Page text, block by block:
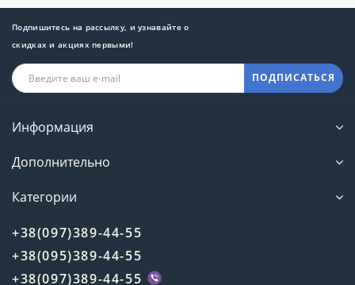
Подпишитесь на рассылку, и узнавайте о
скидках и акциях первыми!
ПОДПИСАТЬСЯ
Информация
Дополнительно
Категории
+38(097)389-44-55
+38(095)389-44-55
+38(097)389-44-55